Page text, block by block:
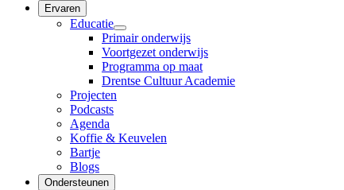
Ervaren
Educatie
Primair onderwijs
Voortgezet onderwijs
Programma op maat
Drentse Cultuur Academie
Projecten
Podcasts
Agenda
Koffie & Keuvelen
Bartje
Blogs
Ondersteunen